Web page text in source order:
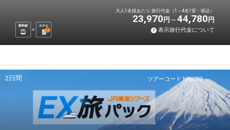
新幹線
ホテル
1 泊
大人1名様あたり 旅行代金（1～4名1室・税込）
23,970 円 44,780 円
表示旅行代金について
ツアーコード N98290
2日間